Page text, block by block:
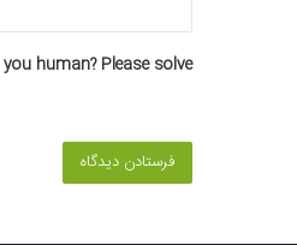
human? Please solve: